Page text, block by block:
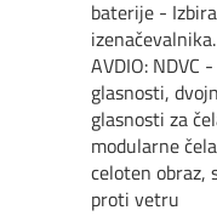
baterije -
izenačevalnika.
AVDIO: NDVC
glasnosti,
glasnosti za
modularne
celoten obraz,
proti vetru